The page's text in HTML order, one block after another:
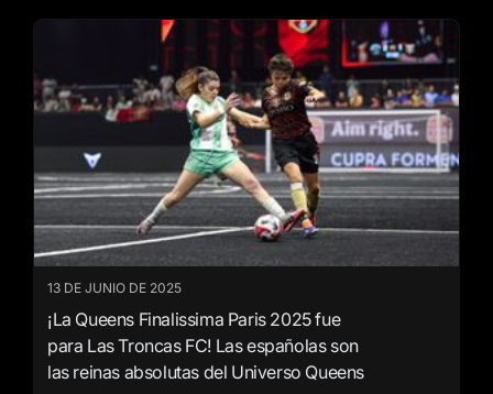
13 DE JUNIO DE 2025
¡La Queens Finalissima Paris 2025 fue
para Las Troncas FC! Las españolas son
las reinas absolutas del Universo Queens